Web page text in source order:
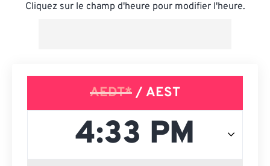
Cliquez sur le champ d'heure pour modifier l'heure.
AEDT* / AEST